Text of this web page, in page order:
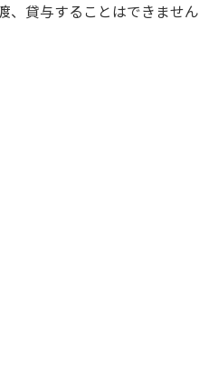
、貸与することはできません